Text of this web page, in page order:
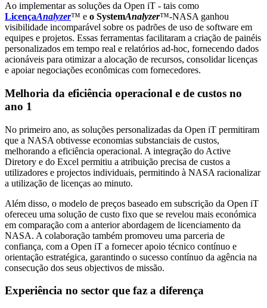
Ao implementar as soluções da Open iT - tais como
LicençaAnalyzer™ e o SystemAnalyzer™-NASA ganhou
visibilidade incomparável sobre os padrões de uso de software em
equipes e projetos. Essas ferramentas facilitaram a criação de painéis
personalizados em tempo real e relatórios ad-hoc, fornecendo dados
acionáveis para otimizar a alocação de recursos, consolidar licenças
e apoiar negociações econômicas com fornecedores.
Melhoria da eficiência operacional e de custos no
ano 1
No primeiro ano, as soluções personalizadas da Open iT permitiram
que a NASA obtivesse economias substanciais de custos,
melhorando a eficiência operacional. A integração do Active
Diretory e do Excel permitiu a atribuição precisa de custos a
utilizadores e projectos individuais, permitindo à NASA racionalizar
a utilização de licenças ao minuto.
Além disso, o modelo de preços baseado em subscrição da Open iT
ofereceu uma solução de custo fixo que se revelou mais económica
em comparação com a anterior abordagem de licenciamento da
NASA. A colaboração também promoveu uma parceria de
confiança, com a Open iT a fornecer apoio técnico contínuo e
orientação estratégica, garantindo o sucesso contínuo da agência na
consecução dos seus objectivos de missão.
Experiência no sector que faz a diferença